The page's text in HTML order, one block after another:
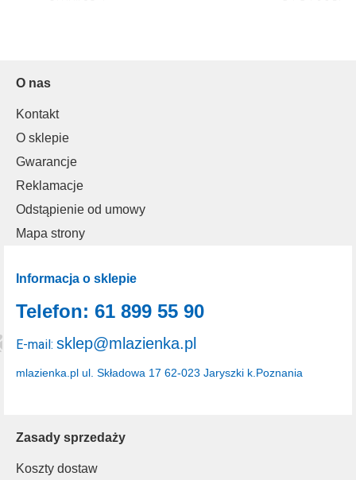
O nas
Kontakt
O sklepie
Gwarancje
Reklamacje
Odstąpienie od umowy
Mapa strony
Zasady sprzedaży
Koszty dostaw
Informacja o sklepie
mlazienka.pl ul. Składowa 17 62-023 Jaryszki k.Poznania
Telefon: 61 899 55 90
E-mail: sklep@mlazienka.pl